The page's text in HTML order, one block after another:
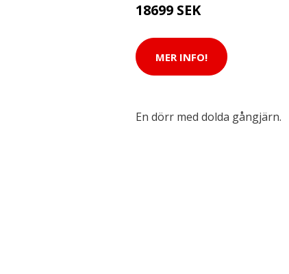
18699 SEK
MER INFO!
En dörr med dolda gångjärn.